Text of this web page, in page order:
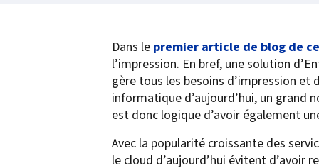
Encrypt data to protect print
streams
Protect printing devices
Track and monitor printer usage
Secure print release for
VPSX for Oracle Health
VPSX for Epic
VPSX for GE
VPSX for SAP
Dans le premier article de blog de
l’impression. En bref, une solution
gère tous les besoins d’impression et
informatique d’aujourd’hui, un
est donc logique d’avoir également
Avec la popularité croissante des
le cloud d’aujourd’hui évitent d’avoir